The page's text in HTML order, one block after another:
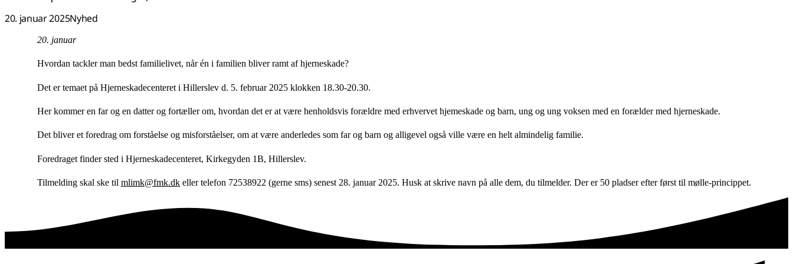
20. januar 2025Nyhed
20. januar
Hvordan tackler man bedst familielivet, når én i familien bliver ramt af hjerneskade?
Det er temaet på Hjerneskadecenteret i Hillerslev d. 5. februar 2025 klokken 18.30-20.30.
Her kommer en far og en datter og fortæller om, hvordan det er at være henholdsvis forældre med erhvervet hjemeskade og barn, ung og ung voksen med en forælder med hjerneskade.
Det bliver et foredrag om forståelse og misforståelser, om at være anderledes som far og barn og alligevel også ville være en helt almindelig familie.
Foredraget finder sted i Hjerneskadecenteret, Kirkegyden 1B, Hillerslev.
Tilmelding skal ske til mlimk@fmk.dk eller telefon 72538922 (gerne sms) senest 28. januar 2025. Husk at skrive navn på alle dem, du tilmelder. Der er 50 pladser efter først til mølle-princippet.